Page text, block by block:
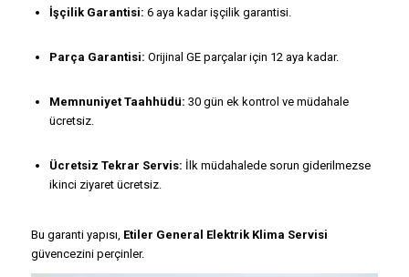
İşçilik Garantisi: 6 aya kadar işçilik garantisi.
Parça Garantisi: Orijinal GE parçalar için 12 aya kadar.
Memnuniyet Taahhüdü: 30 gün ek kontrol ve müdahale
ücretsiz.
Ücretsiz Tekrar Servis: İlk müdahalede sorun giderilmezse
ikinci ziyaret ücretsiz.
Bu garanti yapısı, Etiler General Elektrik Klima Servisi
güvencezini perçinler.